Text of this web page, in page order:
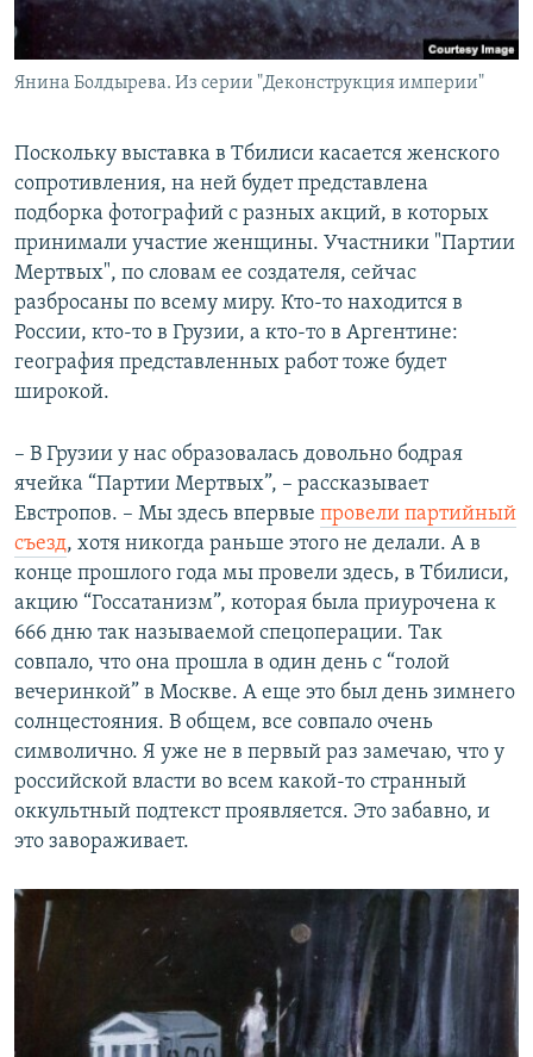
Янина Болдырева. Из серии "Деконструкция империи"
Поскольку выставка в Тбилиси касается женского
сопротивления, на ней будет представлена
подборка фотографий с разных акций, в которых
принимали участие женщины. Участники "Партии
Мертвых", по словам ее создателя, сейчас
разбросаны по всему миру. Кто-то находится в
России, кто-то в Грузии, а кто-то в Аргентине:
география представленных работ тоже будет
широкой.
– В Грузии у нас образовалась довольно бодрая
ячейка “Партии Мертвых”, – рассказывает
Евстропов. – Мы здесь впервые провели партийный
съезд, хотя никогда раньше этого не делали. А в
конце прошлого года мы провели здесь, в Тбилиси,
акцию “Госсатанизм”, которая была приурочена к
666 дню так называемой спецоперации. Так
совпало, что она прошла в один день с “голой
вечеринкой” в Москве. А еще это был день зимнего
солнцестояния. В общем, все совпало очень
символично. Я уже не в первый раз замечаю, что у
российской власти во всем какой-то странный
оккультный подтекст проявляется. Это забавно, и
это завораживает.